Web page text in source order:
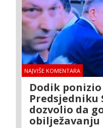
NAJVIŠE KOMENTARA
Dodik ponizio
Predsjedniku
dozvolio da
obilježavanju